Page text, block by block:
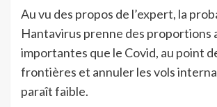
Au vu des propos de l’expert, la
Hantavirus prenne des proportions
importantes que le Covid, au point
frontières et annuler les vols
paraît faible.